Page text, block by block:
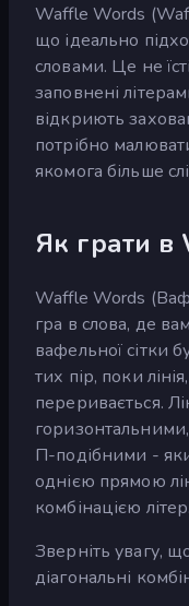
Waffle Words
що ідеально
словами. Це не
заповнені
відкриють
потрібно
якомога більше
Як грати
Waffle Words
гра в слова, де
вафельної сітки
тих пір, поки
переривається.
П-подібними -
однією прямою
комбінацією літер.
Зверніть увагу,
діагональні